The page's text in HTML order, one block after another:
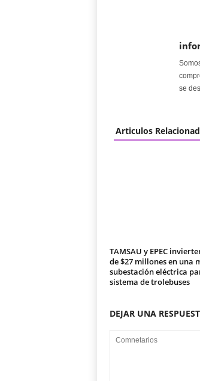
se
Articulos
TAMSAU y EPEC
de $27 millones en una
subestación eléctrica
sistema de trolebuses
DEJAR UNA